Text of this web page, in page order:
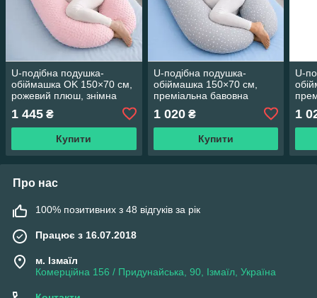
U-подібна подушка-
обіймашка OK 150×70 см,
рожевий плюш, знімна
наволочка на блискавці +
подарунок
1 445 ₴
Купити
U-подібна подушка-
обіймашка 150×70 см,
преміальна бавовна
«Зірки на сірому», знімна
наволочка на блискавці +
подарунок
1 020₴
Купити
U-
1
Про нас
100% позитивних з 48 відгуків за рік
Працює з 16.07.2018
м. Ізмаїл
Комерційна 156 / Придунайська, 90, Ізмаїл, Україна